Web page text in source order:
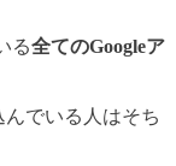
る全てのGoogleア
んでいる人はそち